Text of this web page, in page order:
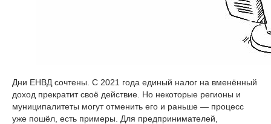
Дни ЕНВД сочтены. С 2021 года единый налог на вменённый
доход прекратит своё действие. Но некоторые регионы и
муниципалитеты могут отменить его и раньше — процесс
уже пошёл, есть примеры. Для предпринимателей,